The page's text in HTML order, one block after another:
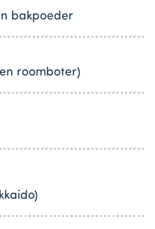
bakpoeder
roomboter)